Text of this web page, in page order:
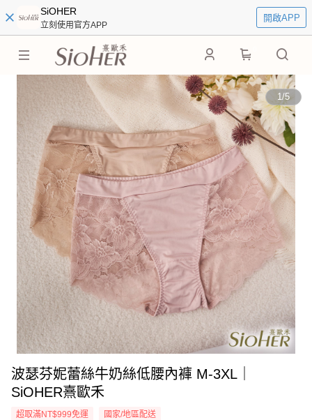
SiOHER
立刻使用官方APP
開啟APP
1/5
波瑟芬妮蕾絲牛奶絲低腰內褲 M-3XL｜
SiOHER熹歐禾
超取滿NT$999免運 國家/地區配送